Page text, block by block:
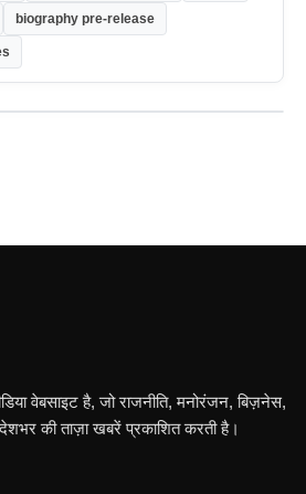
biography pre-release
वेबसाइट है, जो राजनीति, मनोरंजन, बिज़नेस,
की ताज़ा खबरें प्रकाशित करती है।